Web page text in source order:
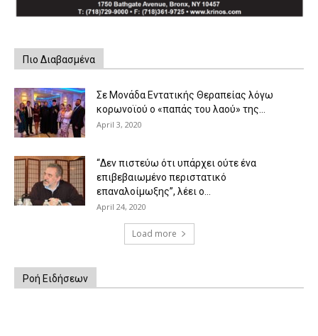
Πιο Διαβασμένα
Σε Μονάδα Εντατικής Θεραπείας λόγω
κορωνοϊού ο «παπάς του λαού» της...
April 3, 2020
“Δεν πιστεύω ότι υπάρχει ούτε ένα
επιβεβαιωμένο περιστατικό
επαναλοίμωξης”, λέει ο...
April 24, 2020
Load more
Ροή Ειδήσεων